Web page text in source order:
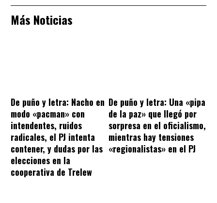
Más Noticias
De puño y letra: Nacho en
modo «pacman» con
intendentes, ruidos
radicales, el PJ intenta
contener, y dudas por las
elecciones en la
cooperativa de Trelew
De puño y letra: Una «pipa
de la paz» que llegó por
sorpresa en el oficialismo,
mientras hay tensiones
«regionalistas» en el PJ